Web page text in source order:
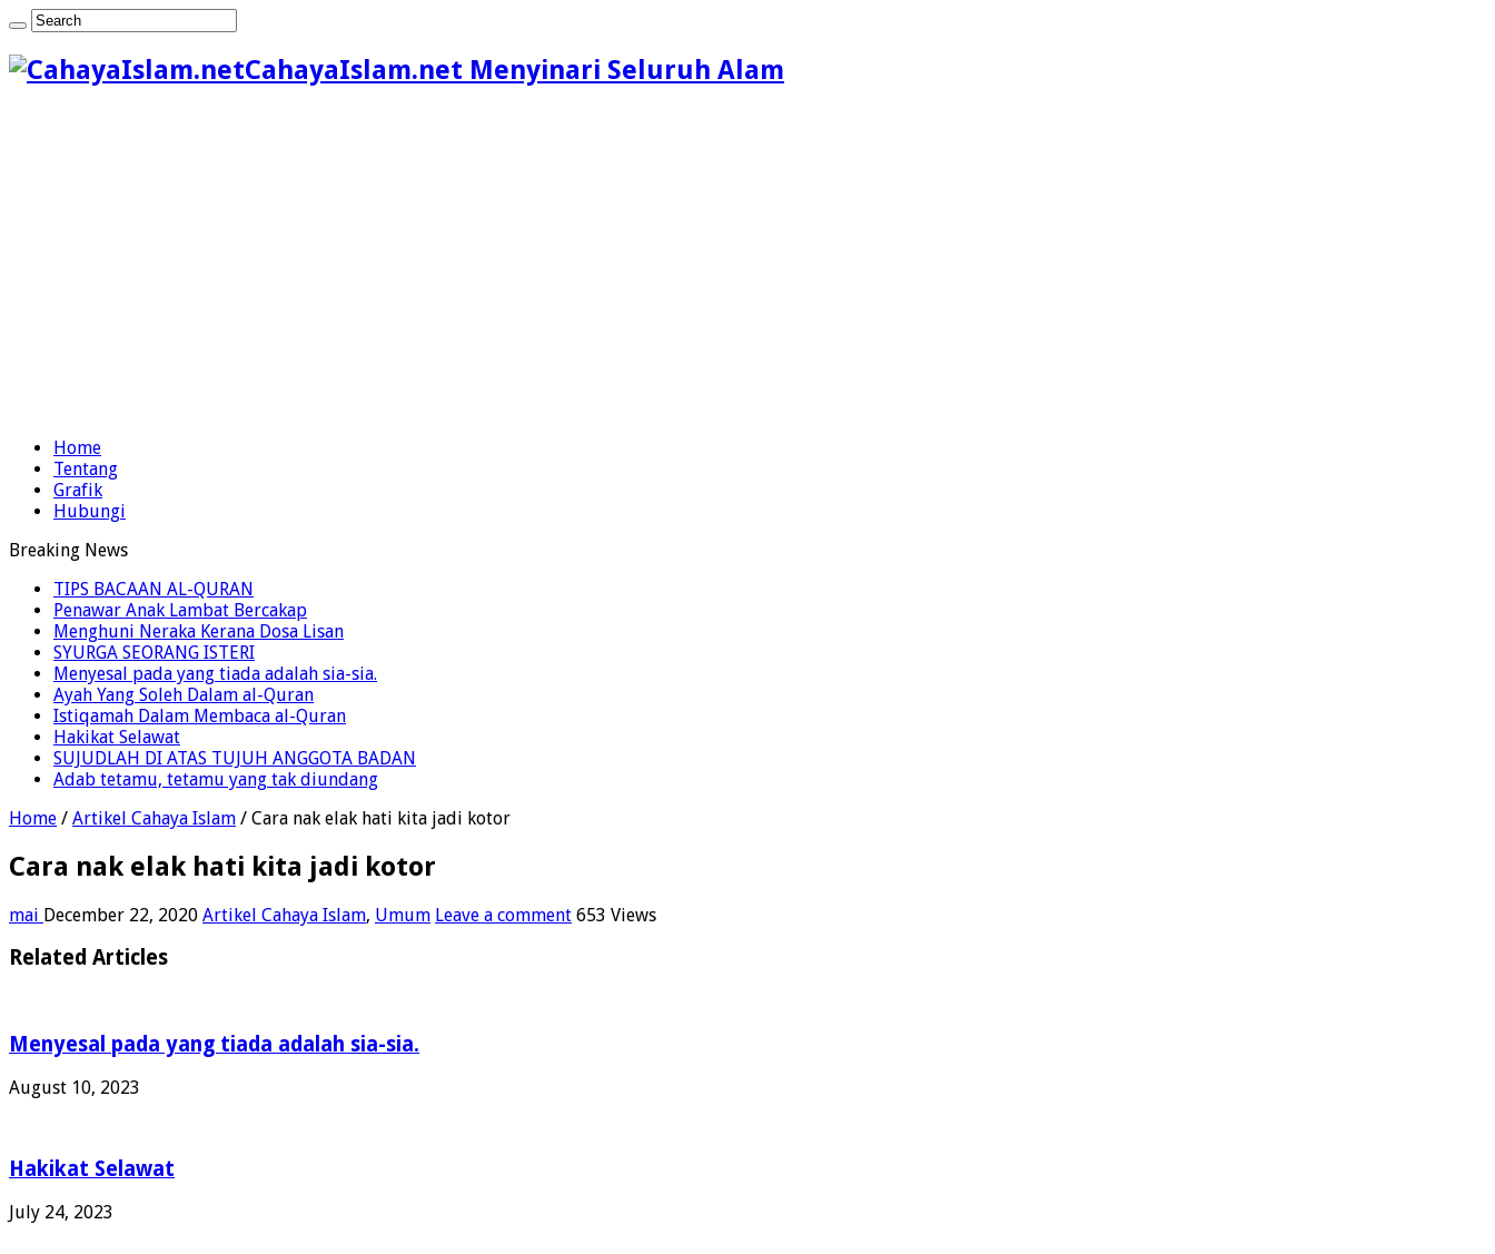
CahayaIslam.net Menyinari Seluruh Alam
Home
Tentang
Grafik
Hubungi
Breaking News
TIPS BACAAN AL-QURAN
Penawar Anak Lambat Bercakap
Menghuni Neraka Kerana Dosa Lisan
SYURGA SEORANG ISTERI
Menyesal pada yang tiada adalah sia-sia.
Ayah Yang Soleh Dalam al-Quran
Istiqamah Dalam Membaca al-Quran
Hakikat Selawat
SUJUDLAH DI ATAS TUJUH ANGGOTA BADAN
Adab tetamu, tetamu yang tak diundang
Home / Artikel Cahaya Islam / Cara nak elak hati kita jadi kotor
Cara nak elak hati kita jadi kotor
mai December 22, 2020 Artikel Cahaya Islam, Umum Leave a comment 653 Views
Related Articles
Menyesal pada yang tiada adalah sia-sia.
August 10, 2023
Hakikat Selawat
July 24, 2023